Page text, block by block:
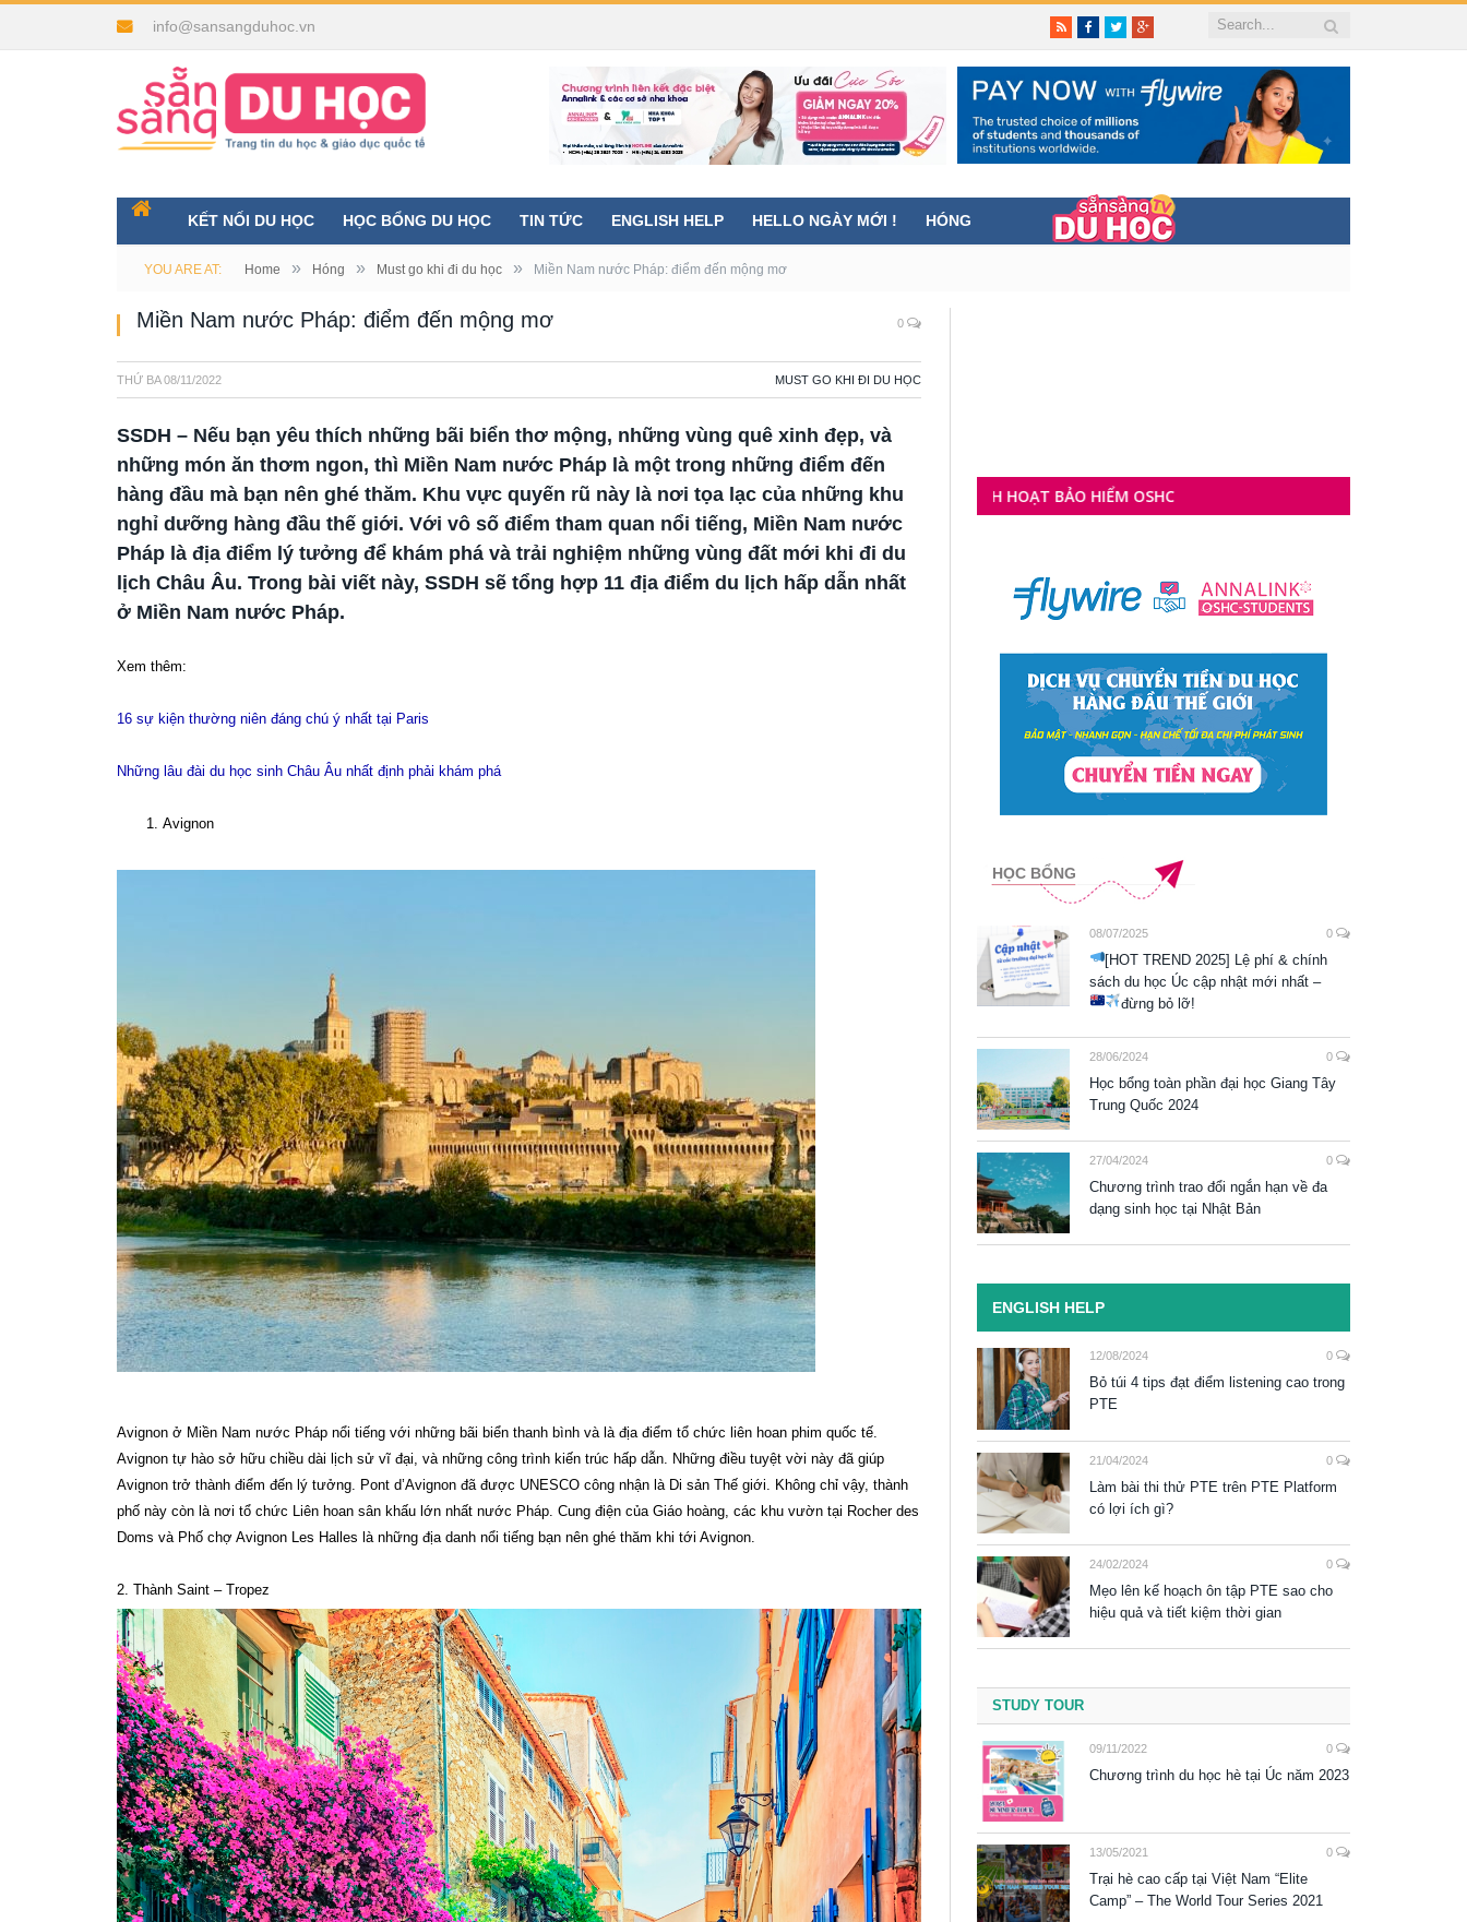
info@sansangduhoc.vn RSSFacebook
TwitterGoogle+
KẾT NỐI DU HỌC HỌC BỔNG DU HỌC TIN TỨC ENGLISH HELP HELLO NGÀY MỚI ! HÓNG
YOU ARE AT: Home » Hóng » Must go khi đi du học » Miền Nam nước Pháp: điểm đến mộng mơ
Miền Nam nước Pháp: điểm đến mộng mơ 0
THỨ BA08/11/2022 MUST GO KHI ĐI DU HỌC
SSDH – Nếu bạn yêu thích những bãi biển thơ mộng, những vùng quê xinh đẹp, và
những món ăn thơm ngon, thì Miền Nam nước Pháp là một trong những điểm đến
hàng đầu mà bạn nên ghé thăm. Khu vực quyến rũ này là nơi tọa lạc của những khu
nghỉ dưỡng hàng đầu thế giới. Với vô số điểm tham quan nổi tiếng, Miền Nam nước
Pháp là địa điểm lý tưởng để khám phá và trải nghiệm những vùng đất mới khi đi du
lịch Châu Âu. Trong bài viết này, SSDH sẽ tổng hợp 11 địa điểm du lịch hấp dẫn nhất
ở Miền Nam nước Pháp.
Xem thêm:
16 sự kiện thường niên đáng chú ý nhất tại Paris
Những lâu đài du học sinh Châu Âu nhất định phải khám phá
Avignon
Avignon ở Miền Nam nước Pháp nổi tiếng với những bãi biển thanh bình và là địa điểm tổ chức liên hoan phim quốc tế.
Avignon tự hào sở hữu chiều dài lịch sử vĩ đại, và những công trình kiến trúc hấp dẫn. Những điều tuyệt vời này đã giúp
Avignon trở thành điểm đến lý tưởng. Pont d’Avignon đã được UNESCO công nhận là Di sản Thế giới. Không chỉ vậy, thành
phố này còn là nơi tổ chức Liên hoan sân khấu lớn nhất nước Pháp. Cung điện của Giáo hoàng, các khu vườn tại Rocher des
Doms và Phố chợ Avignon Les Halles là những địa danh nổi tiếng bạn nên ghé thăm khi tới Avignon.
2. Thành Saint – Tropez
HƯỚNG DẪN DU HỌC SINH ÚC KÍCH HOẠT BẢO HIỂM OSHC
HỌC BỔNG
08/07/2025 0
[HOT TREND 2025] Lệ phí & chính
sách du học Úc cập nhật mới nhất –
đừng bỏ lỡ!
28/06/2024 0
Học bổng toàn phần đại học Giang Tây
Trung Quốc 2024
27/04/2024 0
Chương trình trao đổi ngắn hạn về đa
dạng sinh học tại Nhật Bản
ENGLISH HELP
12/08/2024 0
Bỏ túi 4 tips đạt điểm listening cao trong
PTE
21/04/2024 0
Làm bài thi thử PTE trên PTE Platform
có lợi ích gì?
24/02/2024 0
Mẹo lên kế hoạch ôn tập PTE sao cho
hiệu quả và tiết kiệm thời gian
STUDY TOUR
09/11/2022 0
Chương trình du học hè tại Úc năm 2023
13/05/2021 0
Trại hè cao cấp tại Việt Nam “Elite
Camp” – The World Tour Series 2021